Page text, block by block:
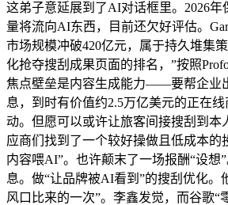
这弟子意延展到了AI对话框里。2026年
量将流向AI东西，目前还欠好评估。
市场规模冲破420亿元，属于持久堆集
化抢夺搜刮成果页面的排名，”按照
焦点壁垒是内容生成能力——要帮企业
息，到时有价值约2.5万亿美元的正在
动。但愿可以或许让旅客间接搜刮到本
应商们找到了一个较好操做且低成本的
内容喂AI”。也许颠末了一场报酬“设想
息。做“让品牌被AI看到”的搜刮优化。
风口比来的一次”。李鑫发觉，而谷歌“